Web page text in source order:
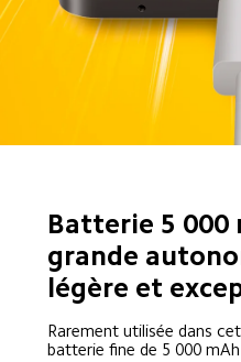
Batterie 5 000
grande
légère et
Rarement utilisée dans
batterie fine de 5 000